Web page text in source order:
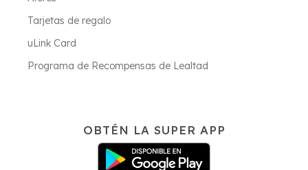
Tarjetas de regalo
uLink Card
Programa de Recompensas de Lealtad
OBTÉN LA SUPER APP